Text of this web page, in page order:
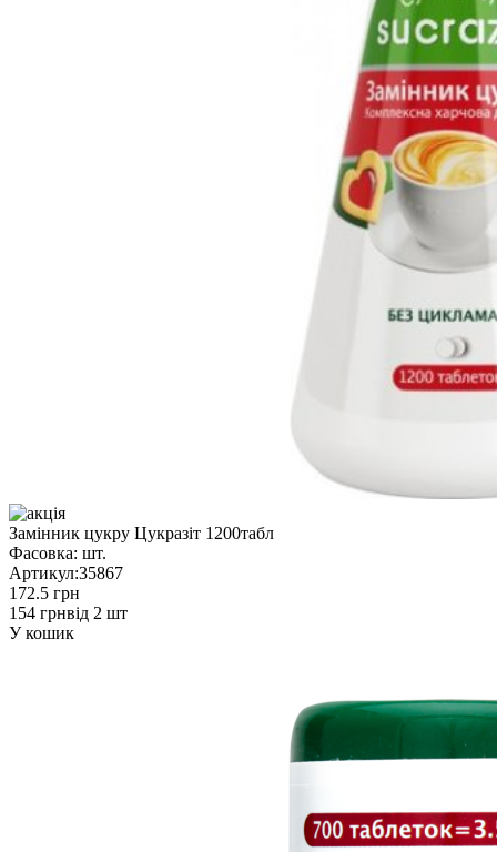
Замінник цукру Цукразіт 1200табл
Фасовка: шт.
Артикул:35867
172.5 грн
154 грнвід 2 шт
У кошик